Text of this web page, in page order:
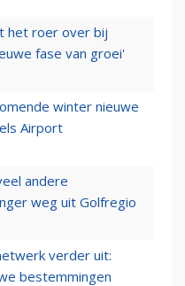
het roer over bij
fase van groei'
winter nieuwe
Airport
andere
weg uit Golfregio
verder uit:
bestemmingen